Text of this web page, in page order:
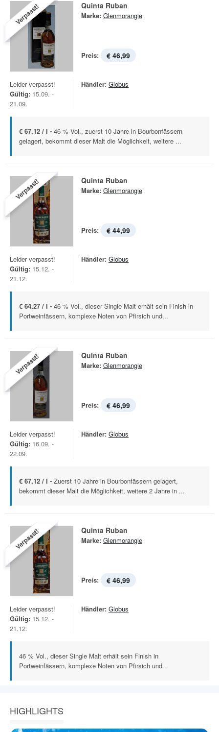
Verpasst! Quinta Ruban
Marke: Glenmorangie
Preis: € 46,99
Leider verpasst!
Gültig: 15.09. -
21.09.
Händler: Globus
€ 67,12 / l - 46 % Vol., zuerst 10 Jahre in Bourbonfässern
gelagert, bekommt dieser Malt die Möglichkeit, weitere ...
Verpasst! Quinta Ruban
Marke: Glenmorangie
Preis: € 44,99
Leider verpasst!
Gültig: 15.12. -
21.12.
Händler: Globus
€ 64,27 / l - 46 % Vol., dieser Single Malt erhält sein Finish in
Portweinfässern, komplexe Noten von Pfirsich und...
Verpasst! Quinta Ruban
Marke: Glenmorangie
Preis: € 46,99
Leider verpasst!
Gültig: 16.09. -
22.09.
Händler: Globus
€ 67,12 / l - Zuerst 10 Jahre in Bourbonfässern gelagert,
bekommt dieser Malt die Möglichkeit, weitere 2 Jahre in ...
Verpasst! Quinta Ruban
Marke: Glenmorangie
Preis: € 46,99
Leider verpasst!
Gültig: 15.12. -
21.12.
Händler: Globus
46 % Vol., dieser Single Malt erhält sein Finish in
Portweinfässern, komplexe Noten von Pfirsich und...
HIGHLIGHTS